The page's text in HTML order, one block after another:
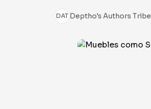
DAT Deptho's Authors Tribe